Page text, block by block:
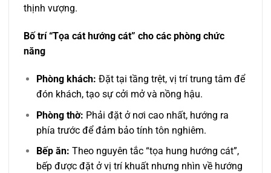
thịnh vượng.
Bố trí “Tọa cát hướng cát” cho các phòng chức
năng
Phòng khách: Đặt tại tầng trệt, vị trí trung tâm để
đón khách, tạo sự cởi mở và nồng hậu.
Phòng thờ: Phải đặt ở nơi cao nhất, hướng ra
phía trước để đảm bảo tính tôn nghiêm.
Bếp ăn: Theo nguyên tắc “tọa hung hướng cát”,
bếp được đặt ở vị trí khuất nhưng nhìn về hướng